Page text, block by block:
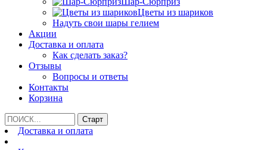
Цветы из шариков
Надуть свои шары гелием
Акции
Доставка и оплата
Как сделать заказ?
Отзывы
Вопросы и ответы
Контакты
Корзина
Доставка и оплата